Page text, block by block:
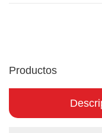
Productos